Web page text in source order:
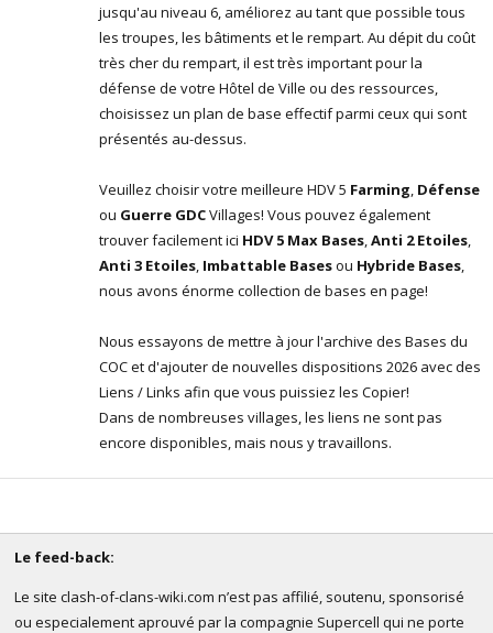
jusqu'au niveau 6, améliorez au tant que possible tous
les troupes, les bâtiments et le rempart. Au dépit du coût
très cher du rempart, il est très important pour la
défense de votre Hôtel de Ville ou des ressources,
choisissez un plan de base effectif parmi ceux qui sont
présentés au-dessus.
Veuillez choisir votre meilleure HDV 5 Farming Défense
ou Guerre GDCVillages! Vous pouvez également
trouver facilement ici HDV 5 Max Bases Anti 2 Etoiles
Anti 3 Etoiles Imbattable Basesou Hybride Bases
nous avons énorme collection de bases en page!
Nous essayons de mettre à jour l'archive des Bases du
COC et d'ajouter de nouvelles dispositions 2026 avec des
Liens / Links afin que vous puissiez les Copier!
Dans de nombreuses villages, les liens ne sont pas
encore disponibles, mais nous y travaillons.
Le feed-back:
Le site clash-of-clans-wiki.com n’est pas affilié, soutenu, sponsorisé
ou especialement aprouvé par la compagnie Supercell qui ne porte